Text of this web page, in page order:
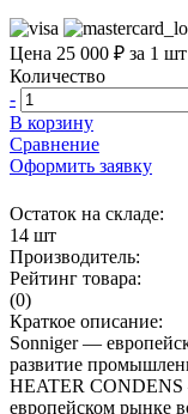
Цена 25 000 ₽ за 1 шт
Количество
-
В корзину
Сравнение
Оформить заявку
Остаток на складе:
14 шт
Производитель:
Рейтинг товара:
(0)
Краткое описание:
Sonniger —
развитие
HEATER CONDENS
европейском рынке